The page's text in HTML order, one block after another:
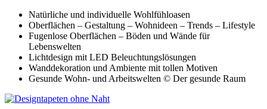
Natürliche und individuelle Wohlfühloasen
Oberflächen – Gestaltung – Wohnideen – Trends – Lifestyle
Fugenlose Oberflächen – Böden und Wände für
Lebenswelten
Lichtdesign mit LED Beleuchtungslösungen
Wanddekoration und Ambiente mit tollen Motiven
Gesunde Wohn- und Arbeitswelten © Der gesunde Raum